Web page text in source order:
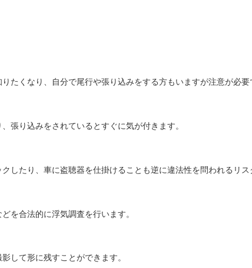
たくなり、自分で尾行や張り込みをする方もいますが注意が必要
張り込みをされているとすぐに気が付きます。
したり、車に盗聴器を仕掛けることも逆に違法性を問われるリ
を合法的に浮気調査を行います。
して形に残すことができます。